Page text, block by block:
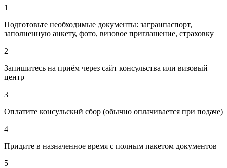
1
Подготовьте необходимые документы: загранпаспорт,
заполненную анкету, фото, визовое приглашение, страховку
2
Запишитесь на приём через сайт консульства или визовый
центр
3
Оплатите консульский сбор (обычно оплачивается при подаче)
4
Придите в назначенное время с полным пакетом документов
5